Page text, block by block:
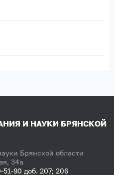
И НАУКИ БРЯНСКОЙ
Брянской области
34а
51-90 доб. 207; 206